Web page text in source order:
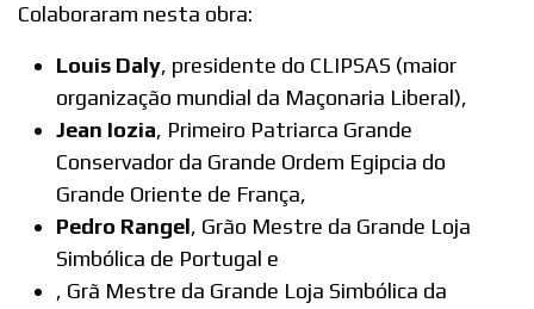
Colaboraram nesta obra:
Louis Daly, presidente do CLIPSAS (maior
organização mundial da Maçonaria Liberal),
Jean Iozia, Primeiro Patriarca Grande
Conservador da Grande Ordem Egipcia do
Grande Oriente de França,
Pedro Rangel, Grão Mestre da Grande Loja
Simbólica de Portugal e
, Grã Mestre da Grande Loja Simbólica da